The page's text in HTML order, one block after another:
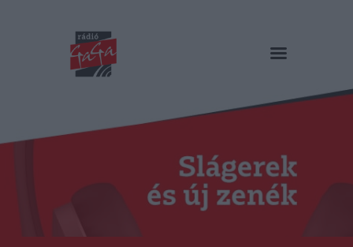
RÁDIÓ GAGA
Műsorok
Duma Duba
Podcast és videók
Stáb